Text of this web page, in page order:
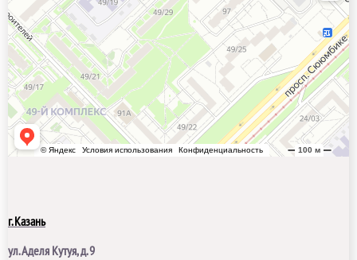
г. Казань
ул. Аделя Кутуя, д. 9